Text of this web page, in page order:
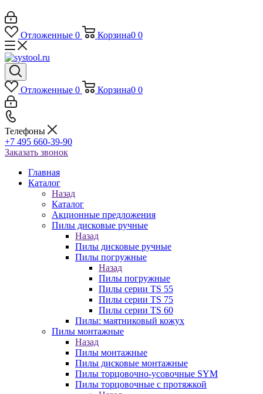
Отложенные 0 Корзина0 0
Отложенные 0 Корзина0 0
Телефоны
+7 495 660-39-90
Заказать звонок
Главная
Каталог
Назад
Каталог
Акционные предложения
Пилы дисковые ручные
Назад
Пилы дисковые ручные
Пилы погружные
Назад
Пилы погружные
Пилы серии TS 55
Пилы серии TS 75
Пилы серии TS 60
Пилы: маятниковый кожух
Пилы монтажные
Назад
Пилы монтажные
Пилы дисковые монтажные
Пилы торцовочно-усовочные SYM
Пилы торцовочные с протяжкой